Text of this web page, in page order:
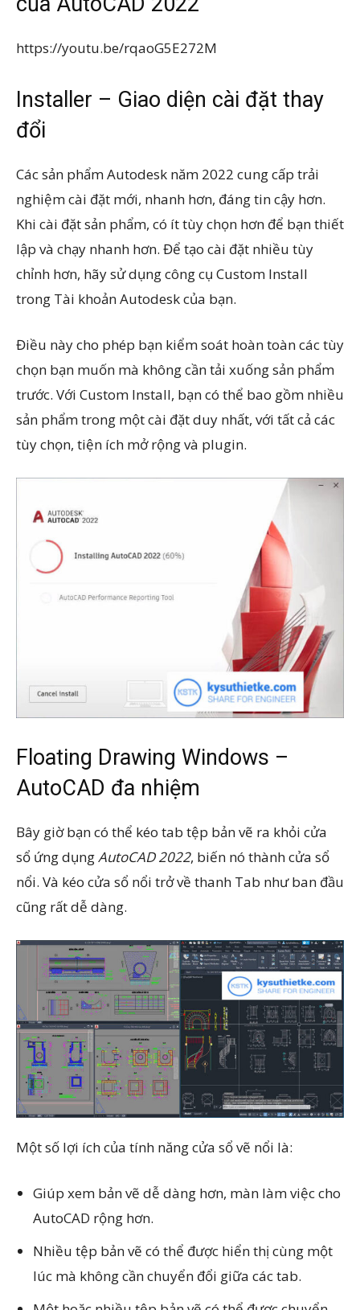
https://youtu.be/rqaoG5E272M
Installer – Giao diện cài đặt thay
đổi
Các sản phẩm Autodesk năm 2022 cung cấp trải
nghiệm cài đặt mới, nhanh hơn, đáng tin cậy hơn.
Khi cài đặt sản phẩm, có ít tùy chọn hơn để bạn thiết
lập và chạy nhanh hơn. Để tạo cài đặt nhiều tùy
chỉnh hơn, hãy sử dụng công cụ Custom Install
trong Tài khoản Autodesk của bạn.
Điều này cho phép bạn kiểm soát hoàn toàn các tùy
chọn bạn muốn mà không cần tải xuống sản phẩm
trước. Với Custom Install, bạn có thể bao gồm nhiều
sản phẩm trong một cài đặt duy nhất, với tất cả các
tùy chọn, tiện ích mở rộng và plugin.
Floating Drawing Windows –
AutoCAD đa nhiệm
Bây giờ bạn có thể kéo tab tệp bản vẽ ra khỏi cửa
sổ ứng dụngAutoCAD 2022, biến nó thành cửa sổ
nổi. Và kéo cửa sổ nổi trở về thanh Tab như ban đầu
cũng rất dễ dàng.
Một số lợi ích của tính năng cửa sổ vẽ nổi là:
Giúp xem bản vẽ dễ dàng hơn, màn làm việc cho
AutoCAD rộng hơn.
Nhiều tệp bản vẽ có thể được hiển thị cùng một
lúc mà không cần chuyển đổi giữa các tab.